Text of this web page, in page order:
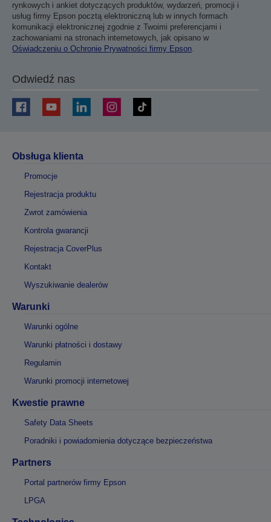
rynkowych i ankiet dotyczących produktów, wydarzeń, promocji i
usług firmy Epson pocztą elektroniczną lub w innych formach
komunikacji elektronicznej zgodnie z Twoimi preferencjami i
zachowaniami na stronach internetowych, jak opisano w
Oświadczeniu o Ochronie Prywatności firmy Epson.
Odwiedź nas
Obsługa klienta
Promocje
Rejestracja produktu
Zwrot zamówienia
Kontrola gwarancji
Rejestracja CoverPlus
Kontakt
Wyszukiwanie dealerów
Warunki
Warunki ogólne
Warunki płatności i dostawy
Regulamin
Warunki promocji internetowej
Kwestie prawne
Safety Data Sheets
Poradniki i powiadomienia dotyczące bezpieczeństwa
Partners
Portal partnerów firmy Epson
LPGA